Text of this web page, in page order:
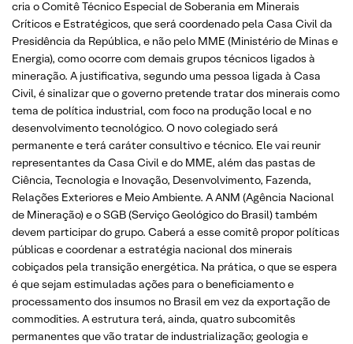
cria o Comitê Técnico Especial de Soberania em Minerais
Críticos e Estratégicos, que será coordenado pela Casa Civil da
Presidência da República, e não pelo MME (Ministério de Minas e
Energia), como ocorre com demais grupos técnicos ligados à
mineração. A justificativa, segundo uma pessoa ligada à Casa
Civil, é sinalizar que o governo pretende tratar dos minerais como
tema de política industrial, com foco na produção local e no
desenvolvimento tecnológico. O novo colegiado será
permanente e terá caráter consultivo e técnico. Ele vai reunir
representantes da Casa Civil e do MME, além das pastas de
Ciência, Tecnologia e Inovação, Desenvolvimento, Fazenda,
Relações Exteriores e Meio Ambiente. A ANM (Agência Nacional
de Mineração) e o SGB (Serviço Geológico do Brasil) também
devem participar do grupo. Caberá a esse comitê propor políticas
públicas e coordenar a estratégia nacional dos minerais
cobiçados pela transição energética. Na prática, o que se espera
é que sejam estimuladas ações para o beneficiamento e
processamento dos insumos no Brasil em vez da exportação de
commodities. A estrutura terá, ainda, quatro subcomitês
permanentes que vão tratar de industrialização; geologia e